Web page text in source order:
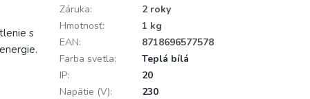
s
Záruka:
2 roky
Hmotnosť:
1 kg
EAN:
8718696577578
Farba svetla:
Teplá bílá
IP:
20
Napätie (V):
230